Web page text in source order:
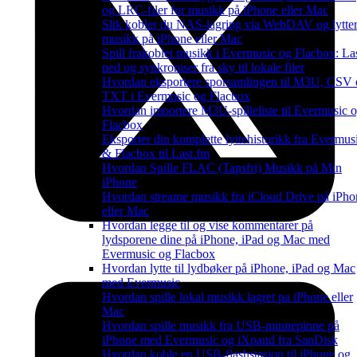
og LRC-filer for musikk på iPhone eller Mac
Slik kobler du NAS-lagring via WebDAV og
musikk på iPhone eller Mac
Spill frakoblet musikk i Evermusic og Flacbox:
ned og synkroniser fra sky til lokale filer
Hvordan eksportere sporsamlingen til M3U, CSV
TXT i Evermusic og Flacbox
Hvordan importere M3U-spilleliste til Evermusic
Flacbox
Eksporter din komplette lyttehistorikk fra
& Flacbox til Last.fm
Hvordan Spille FLAC (Tapsfri) Musikk på Min
iPhone
Hvordan streame musikk fra iCloud Drive på
eller Mac
Hvordan legge til og vise kommentarer på
lydsporene dine på iPhone, iPad og Mac med
Evermusic og Flacbox
Hvordan lytte til lydbøker på iPhone, iPad og Mac
med Evermusic
Hvordan spille lokal musikk lagret pa iPhone eller
Mac
Hvordan spille musikk fra USB-minnepinne på
iPhone med Evermusic og iXpand fra SanDisk
Hvordan koble en USB-flashstasjon til iPhone og